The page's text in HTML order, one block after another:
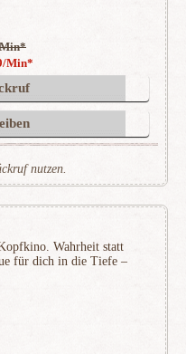
*
Min*
nutzen.
Wahrheit statt
für dich in die Tiefe –